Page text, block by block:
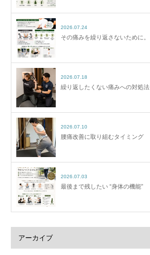
2026.07.24
その痛みを繰り返さないために。
2026.07.18
繰り返したくない痛みへの対処法
2026.07.10
腰痛改善に取り組むタイミング
2026.07.03
最後まで残したい “身体の機能”